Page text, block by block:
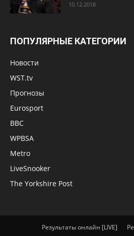
10.12.2018
ПОПУЛЯРНЫЕ КАТЕГОРИИ
Новости
WST.tv
Прогнозы
Eurosport
BBC
WPBSA
Metro
LiveSnooker
The Yorkshire Post
Результаты онлайн [LIVE]